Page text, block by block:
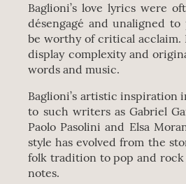
Baglioni’s love lyrics were
désengagé and unaligned
be worthy of critical acclaim.
display complexity and
words and music.
Baglioni’s artistic inspiration
to such writers as Gabriel
Paolo Pasolini and Elsa
style has evolved from the
folk tradition to pop and
notes.